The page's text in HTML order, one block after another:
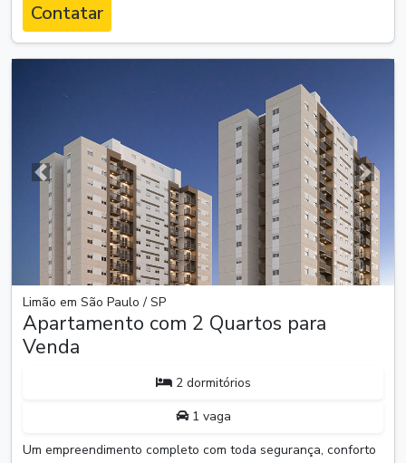
Contatar
Anterior
Limão em São Paulo / SP
Apartamento com 2 Quartos para
Venda
2 dormitórios
1 vaga
Um empreendimento completo com toda segurança, conforto